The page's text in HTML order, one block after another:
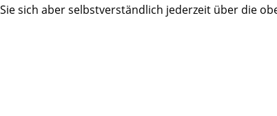
sich aber selbstverständlich jederzeit über die